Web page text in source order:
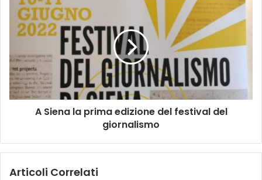
u
o
s
a
A
u
a
l
a
p
d
A Siena la prima edizione del festival del
giornalismo
Articoli Correlati